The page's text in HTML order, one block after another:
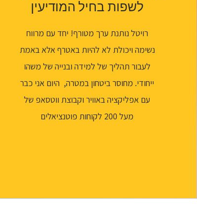
לשפות בחיל המודיעין
רויטל נותנת ערך מטורף! יחד עם מרווח
נשימה ויכולת לא להיות באטרף אלא באמת
לעבור תהליך של למידה ובנייה של משהו
ייחודי. מחוסר ביטחון במטרה, היום אני כבר
עם אפליקציה באוויר וקבוצת ווטסאפ של
מעל 200 לקוחות פוטנציאלים